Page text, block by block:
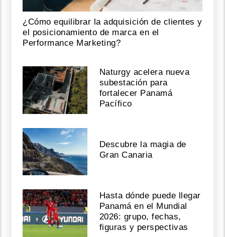
¿Cómo equilibrar la adquisición de clientes y
el posicionamiento de marca en el
Performance Marketing?
Naturgy acelera nueva
subestación para
fortalecer Panamá
Pacífico
Descubre la magia de
Gran Canaria
Hasta dónde puede llegar
Panamá en el Mundial
2026: grupo, fechas,
figuras y perspectivas